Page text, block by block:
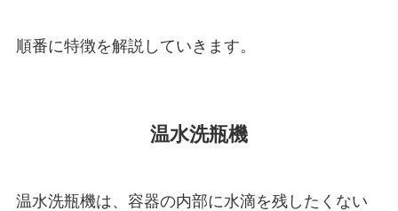
順番に特徴を解説していきます。
温水洗瓶機
温水洗瓶機は、容器の内部に水滴を残したくない